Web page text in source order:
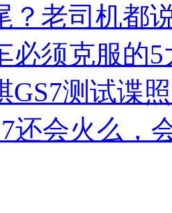
？老司机都
必须克服的5
GS7测试谍
还会火么，